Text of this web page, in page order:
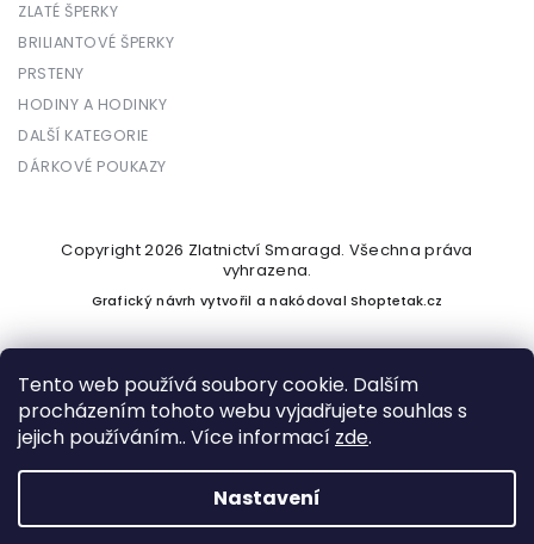
Tento web používá soubory cookie. Dalším
procházením tohoto webu vyjadřujete souhlas s
jejich používáním.. Více informací zde.
Nastavení
ZLATÉ ŠPERKY
BRILIANTOVÉ ŠPERKY
PRSTENY
HODINY A HODINKY
DALŠÍ KATEGORIE
DÁRKOVÉ POUKAZY
Vytvořil Shoptet
Copyright 2026 Zlatnictví Smaragd. Všechna práva
vyhrazena.
Grafický návrh vytvořil a nakódovalShoptetak.cz
Podle zákona o evidenci tržeb je prodávající povinen vystavit
kupujícímu účtenku. Zároveň je povinen zaevidovat přijatou